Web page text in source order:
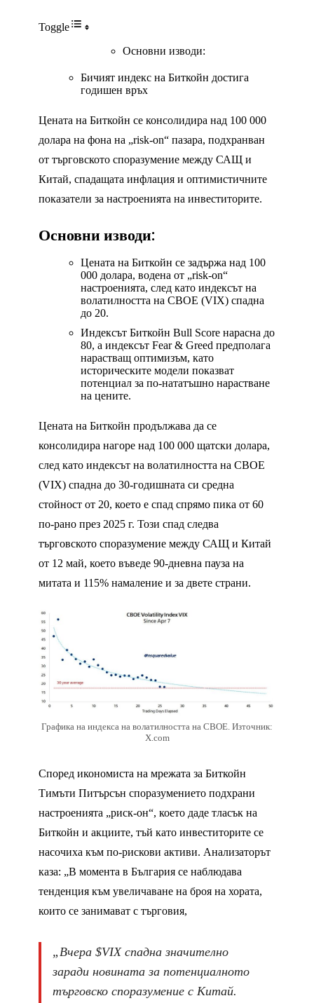
Toggle
Основни изводи:
Бичият индекс на Биткойн достига
годишен връх
Цената на Биткойн се консолидира над 100 000
долара на фона на „risk-on“ пазара, подхранван
от търговското споразумение между САЩ и
Китай, спадащата инфлация и оптимистичните
показатели за настроенията на инвеститорите.
Основни изводи:
Цената на Биткойн се задържа над 100
000 долара, водена от „risk-on“
настроенията, след като индексът на
волатилността на CBOE (VIX) спадна
до 20.
Индексът Биткойн Bull Score нарасна до
80, а индексът Fear & Greed предполага
нарастващ оптимизъм, като
историческите модели показват
потенциал за по-нататъшно нарастване
на цените.
Цената на Биткойн продължава да се
консолидира нагоре над 100 000 щатски долара,
след като индексът на волатилността на CBOE
(VIX) спадна до 30-годишната си средна
стойност от 20, което е спад спрямо пика от 60
по-рано през 2025 г. Този спад следва
търговското споразумение между САЩ и Китай
от 12 май, което въведе 90-дневна пауза на
митата и 115% намаление и за двете страни.
Графика на индекса на волатилността на CBOE. Източник:
X.com
Според икономиста на мрежата за Биткойн
Тимъти Питърсън споразумението подхрани
настроенията „риск-он“, което даде тласък на
Биткойн и акциите, тъй като инвеститорите се
насочиха към по-рискови активи. Анализаторът
каза: „В момента в България се наблюдава
тенденция към увеличаване на броя на хората,
които се занимават с търговия,
„Вчера $VIX спадна значително
заради новината за потенциалното
търговско споразумение с Китай.